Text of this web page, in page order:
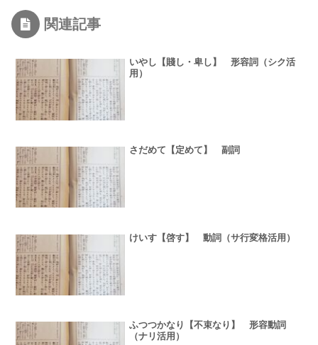
関連記事
いやし【賤し・卑し】 形容詞（シク活
用）
さだめて【定めて】 副詞
けいす【啓す】 動詞（サ行変格活用）
ふつつかなり【不束なり】 形容動詞
（ナリ活用）